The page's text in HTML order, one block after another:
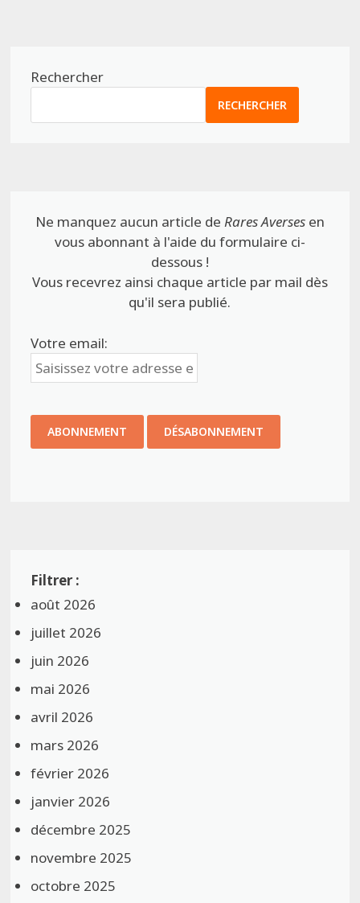
Rechercher
RECHERCHER
Ne manquez aucun article de Rares Aversesen
vous abonnant à l'aide du formulaire ci-
dessous !
Vous recevrez ainsi chaque article par mail dès
qu'il sera publié.
Votre email:
août 2026
juillet 2026
juin 2026
mai 2026
avril 2026
mars 2026
février 2026
janvier 2026
décembre 2025
novembre 2025
octobre 2025